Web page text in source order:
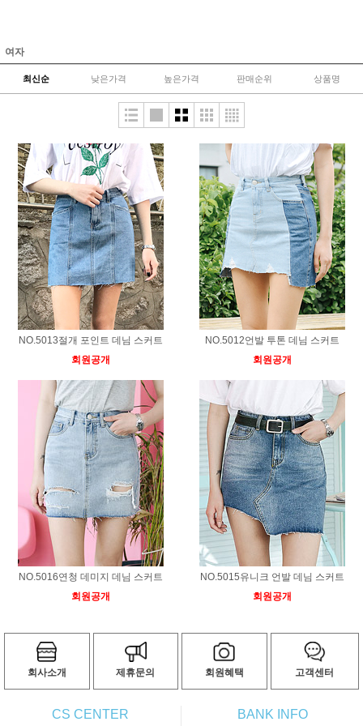
여자
최신순 낮은가격 높은가격 판매순위 상품명
NO.5013절개 포인트 데님 스커트
회원공개
NO.5012언발 투톤 데님 스커트
회원공개
NO.5016연청 데미지 데님 스커트
회원공개
NO.5015유니크 언발 데님 스커트
회원공개
회사소개 제휴문의 회원혜택 고객센터
CS CENTER
BANK INFO